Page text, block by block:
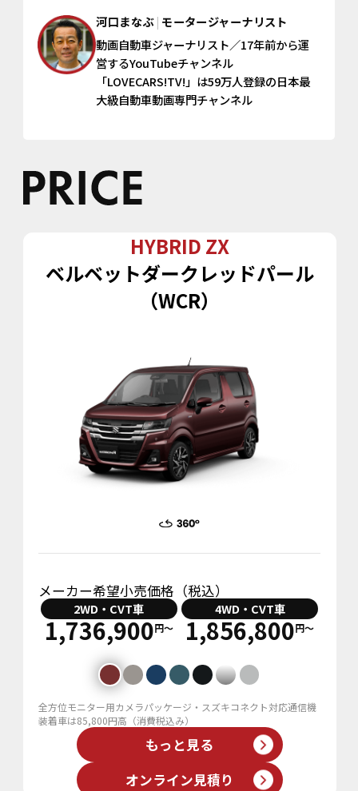
河口まなぶ | モータージャーナリスト
動画自動車ジャーナリスト／17年前から運
営するYouTubeチャンネル
「LOVECARS!TV!」は59万人登録の日本最
大級自動車動画専門チャンネル
HYBRID ZX
ベルベットダークレッドパール
（WCR）
メーカー希望小売価格（税込）
2WD・CVT車
1,736,900円〜
4WD・CVT車
1,856,800円〜
全方位モニター用カメラパッケージ・スズキコネクト対応通信機
装着車は85,800円高（消費税込み）
もっと見る
オンライン見積り